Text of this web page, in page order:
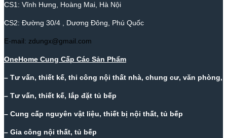
CS1: Vĩnh Hưng, Hoàng Mai, Hà Nội
CS2: Đường 30/4 , Dương Đông, Phú Quốc
E-mail: zdungx@gmail.com
OneHome Cung Cấp Các Sản Phẩm
– Tư vấn, thiết kế, thi công nội thất nhà, chung cư, văn phòng,
– Tư vấn, thiết kế, lắp đặt tủ bếp
– Cung cấp nguyên vật liệu, thiết bị nội thất, tủ bếp
– Gia công nội thất, tủ bếp